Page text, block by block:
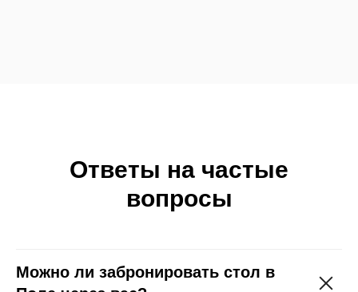
Ответы на частые
вопросы
Можно ли забронировать стол в